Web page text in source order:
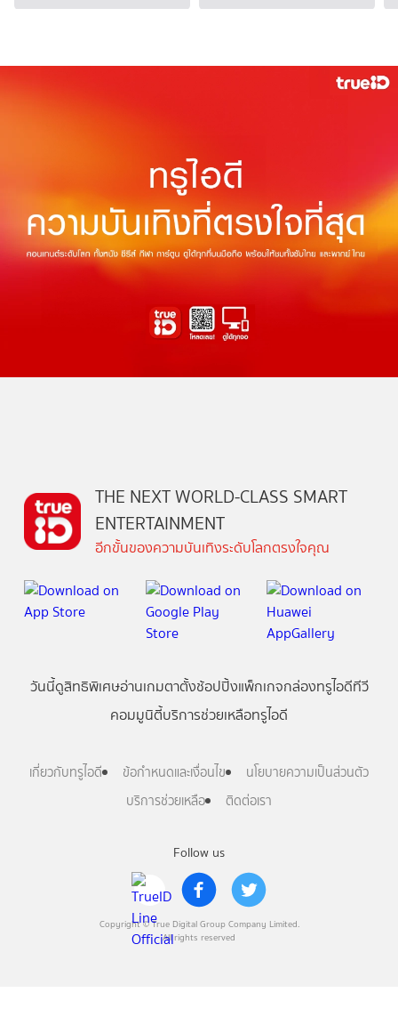
Follow us
Copyright © True Digital Group Company Limited.
All rights reserved
THE NEXT WORLD-CLASS SMART
ENTERTAINMENT
อีกขั้นของความบันเทิงระดับโลกตรงใจคุณ
วันนี้ดูสิทธิพิเศษอ่านเกมตาตั้งช้อปปิ้งแพ็กเกจกล่องทรูไอดีทีวี
คอมมูนิตี้บริการช่วยเหลือทรูไอดี
เกี่ยวกับทรูไอดี ข้อกำหนดและเงื่อนไข
นโยบายความเป็นส่วนตัว
บริการช่วยเหลือ
ติดต่อเรา